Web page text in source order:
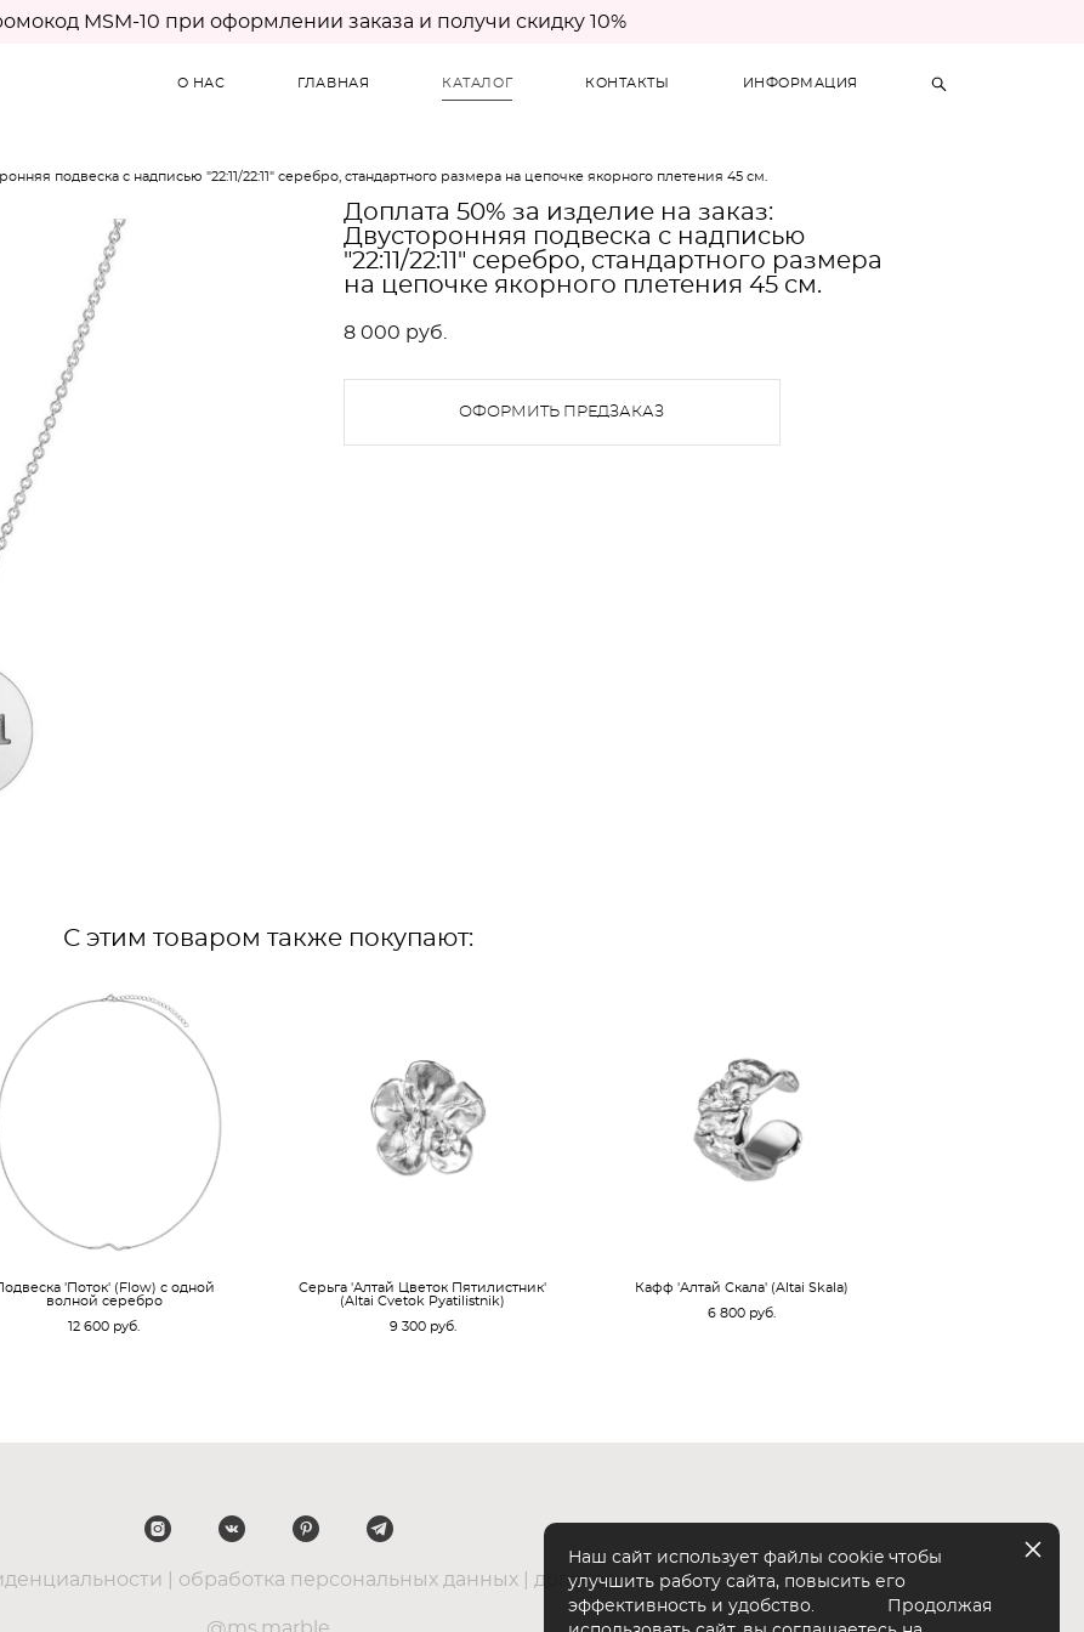
MSM-10 при оформлении заказа и получи скидку 10%
О НАС ГЛАВНАЯ КАТАЛОГ КОНТАКТЫ ИНФОРМАЦИЯ
подвеска с надписью "22:11/22:11" серебро, стандартного размера на цепочке якорного плетения 45 см.
Доплата 50% за изделие на заказ:
Двусторонняя подвеска с надписью
"22:11/22:11" серебро, стандартного размера
на цепочке якорного плетения 45 см.
8 000 pуб.
ОФОРМИТЬ ПРЕДЗАКАЗ
С этим товаром также покупают:
'Поток' (Flow) с одной
волной серебро
12 600 pуб.
Серьга 'Алтай Цветок Пятилистник'
(Altai Cvetok Pyatilistnik)
9 300 pуб.
Кафф 'Алтай Скала' (Altai Skala)
6 800 pуб.
обработка персональных данных| договор-оферта
Наш сайт использует файлы cookie чтобы
улучшить работу сайта, повысить его
эффективность и удобство. Продолжая